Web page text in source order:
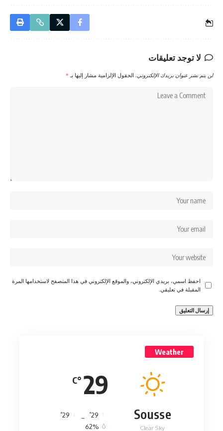
لا توجد تعليقات
لن يتم نشر عنوان بريدك الإلكتروني. الحقول الإلزامية مشار إليها بـ *
احفظ اسمي، بريدي الإلكتروني، والموقع الإلكتروني في هذا المتصفح لاستخدامها المرة
المقبلة في تعليقي.
Weather
29
°C
Sousse
Clear Sky
29
°
29
°
62%